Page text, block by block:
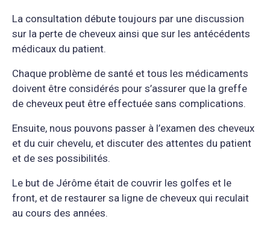
La consultation débute toujours par une discussion
sur la perte de cheveux ainsi que sur les antécédents
médicaux du patient.
Chaque problème de santé et tous les médicaments
doivent être considérés pour s’assurer que la greffe
de cheveux peut être effectuée sans complications.
Ensuite, nous pouvons passer à l’examen des cheveux
et du cuir chevelu, et discuter des attentes du patient
et de ses possibilités.
Le but de Jérôme était de couvrir les golfes et le
front, et de restaurer sa ligne de cheveux qui reculait
au cours des années.